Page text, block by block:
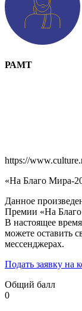
РАМТ
https://
«На Благо Мира-
Данное
Премии «На
В настоящее
можете оставить
мессенджерах.
Подать заявку на
Общий балл
0